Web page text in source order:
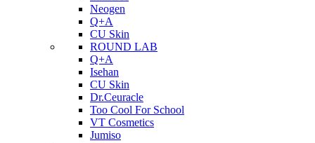
Neogen
Q+A
CU Skin
ROUND LAB
Q+A
Isehan
CU Skin
Dr.Ceuracle
Too Cool For School
VT Cosmetics
Jumiso